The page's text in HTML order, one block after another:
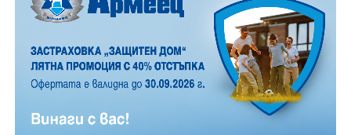
19:00ч. „Книга за книга“ – донеси книга, вземи си
друга, обсъди заглавия и автори с други читатели
20:00ч. Концерт на група МОЛЕЦ, GoGo,
Zov&Vakavliev, Toria
21:30ч. Коктейли и музика